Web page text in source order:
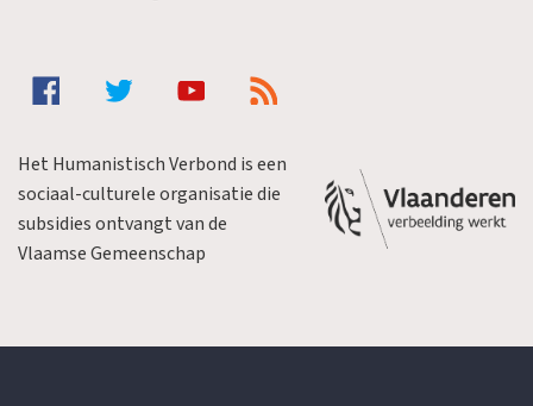
Het Humanistisch Verbond is een
sociaal-culturele organisatie die
subsidies ontvangt van de
Vlaamse Gemeenschap